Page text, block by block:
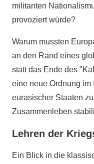
militanten
provoziert würde?
Warum mussten
an den Rand eines
statt das Ende des
eine neue Ordnung
eurasischer Staaten
Zusammenleben
Lehren der
Ein Blick in die